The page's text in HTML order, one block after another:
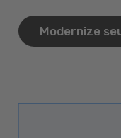
Modernize